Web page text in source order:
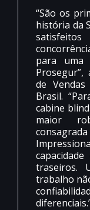
“São os
história da
para uma
de
Brasil.
cabine
maior
traseiros.
trabalho